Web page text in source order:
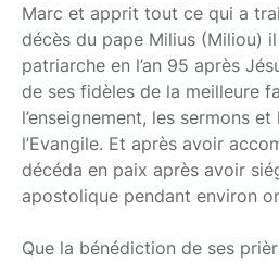
Marc et apprit tout ce qui a
décès du pape Milius (Miliou)
patriarche en l’an 95 après
de ses fidèles de la meilleure
l’enseignement, les sermons
l’Evangile. Et après avoir
décéda en paix après avoir
apostolique pendant environ
Que la bénédiction de ses